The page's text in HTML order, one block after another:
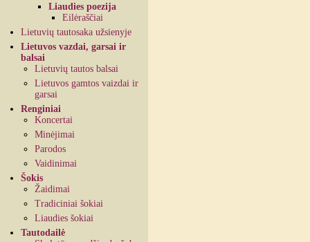
Liaudies poezija
Eilėraščiai
Lietuvių tautosaka užsienyje
Lietuvos vazdai, garsai ir
balsai
Lietuvių tautos balsai
Lietuvos gamtos vaizdai ir
garsai
Renginiai
Koncertai
Minėjimai
Parodos
Vaidinimai
Šokis
Žaidimai
Tradiciniai šokiai
Liaudies šokiai
Tautodailė